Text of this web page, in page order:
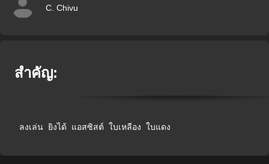
C. Chivu
สำคัญ:
ลงเล่น ยิงได้ แอสซิสต์ ใบเหลือง ใบแดง